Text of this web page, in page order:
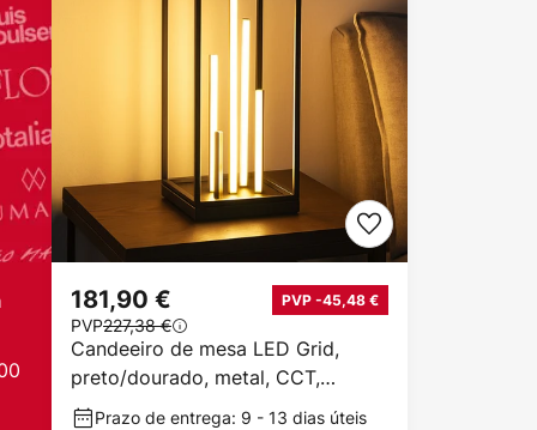
Candeeiro de mesa LED Grid,
preto/dourado, metal, CCT,
regulável
181,90 € PVP -45,48 €
PVP227,38 €
Prazo de entrega: 9 - 13 dias úteis